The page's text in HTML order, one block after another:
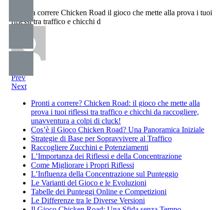
Pronti a correre Chicken Road il gioco che mette alla prova i tuoi
riflessi tra traffico e chicchi d
Prev
Next
Pronti a correre? Chicken Road: il gioco che mette alla
prova i tuoi riflessi tra traffico e chicchi da raccogliere,
unavventura a colpi di cluck!
Cos’è il Gioco Chicken Road? Una Panoramica Iniziale
Strategie di Base per Sopravvivere al Traffico
Raccogliere Zucchini e Potenziamenti
L’Importanza dei Riflessi e della Concentrazione
Come Migliorare i Propri Riflessi
L’Influenza della Concentrazione sul Punteggio
Le Varianti del Gioco e le Evoluzioni
Tabelle dei Punteggi Online e Competizioni
Le Differenze tra le Diverse Versioni